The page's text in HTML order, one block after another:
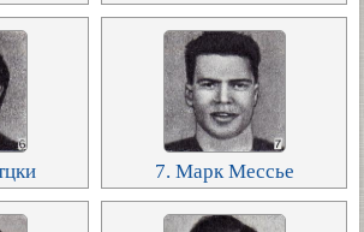
7. Марк Мессье